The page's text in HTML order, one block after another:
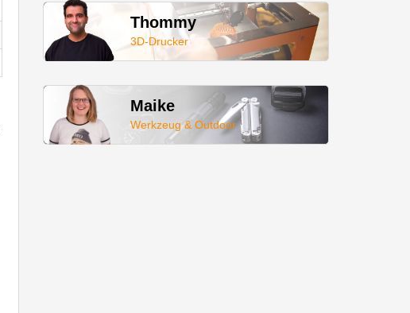
Thommy
3D-Drucker
Maike
Werkzeug & Outdoor